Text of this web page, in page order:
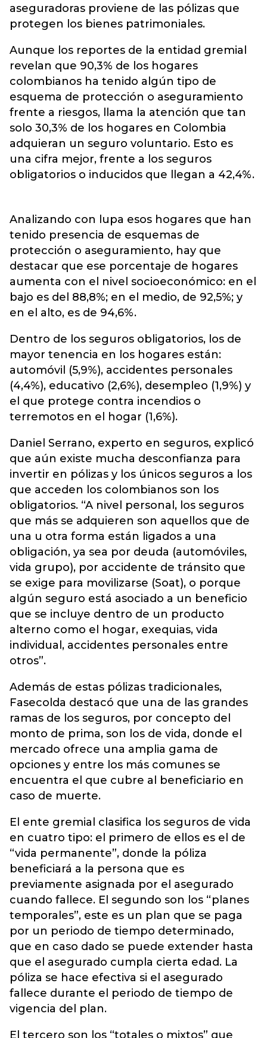
aseguradoras proviene de las pólizas que
protegen los bienes patrimoniales.
Aunque los reportes de la entidad gremial
revelan que 90,3% de los hogares
colombianos ha tenido algún tipo de
esquema de protección o aseguramiento
frente a riesgos, llama la atención que tan
solo 30,3% de los hogares en Colombia
adquieran un seguro voluntario. Esto es
una cifra mejor, frente a los seguros
obligatorios o inducidos que llegan a 42,4%.
Analizando con lupa esos hogares que han
tenido presencia de esquemas de
protección o aseguramiento, hay que
destacar que ese porcentaje de hogares
aumenta con el nivel socioeconómico: en el
bajo es del 88,8%; en el medio, de 92,5%; y
en el alto, es de 94,6%.
Dentro de los seguros obligatorios, los de
mayor tenencia en los hogares están:
automóvil (5,9%), accidentes personales
(4,4%), educativo (2,6%), desempleo (1,9%) y
el que protege contra incendios o
terremotos en el hogar (1,6%).
Daniel Serrano, experto en seguros, explicó
que aún existe mucha desconfianza para
invertir en pólizas y los únicos seguros a los
que acceden los colombianos son los
obligatorios. “A nivel personal, los seguros
que más se adquieren son aquellos que de
una u otra forma están ligados a una
obligación, ya sea por deuda (automóviles,
vida grupo), por accidente de tránsito que
se exige para movilizarse (Soat), o porque
algún seguro está asociado a un beneficio
que se incluye dentro de un producto
alterno como el hogar, exequias, vida
individual, accidentes personales entre
otros”.
Además de estas pólizas tradicionales,
Fasecolda destacó que una de las grandes
ramas de los seguros, por concepto del
monto de prima, son los de vida, donde el
mercado ofrece una amplia gama de
opciones y entre los más comunes se
encuentra el que cubre al beneficiario en
caso de muerte.
El ente gremial clasifica los seguros de vida
en cuatro tipo: el primero de ellos es el de
“vida permanente”, donde la póliza
beneficiará a la persona que es
previamente asignada por el asegurado
cuando fallece. El segundo son los “planes
temporales”, este es un plan que se paga
por un periodo de tiempo determinado,
que en caso dado se puede extender hasta
que el asegurado cumpla cierta edad. La
póliza se hace efectiva si el asegurado
fallece durante el periodo de tiempo de
vigencia del plan.
El tercero son los “totales o mixtos” que